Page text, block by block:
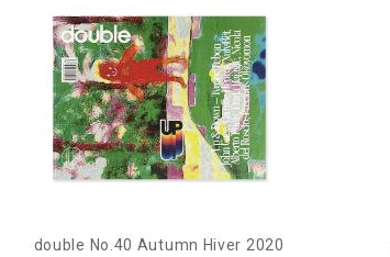
double No.40 Autumn Hiver 2020